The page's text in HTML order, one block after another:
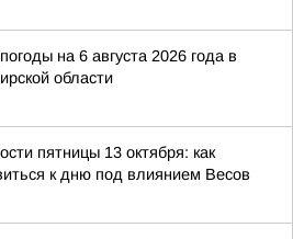
на 6 августа 2026 года в
области
пятницы 13 октября: как
к дню под влиянием Весов